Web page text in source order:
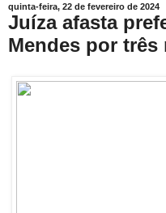
quinta-feira, 22 de fevereiro de 2024
Juíza afasta
Mendes por três